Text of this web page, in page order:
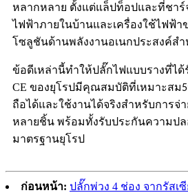
หลากหลาย ตั้งแต่แล็ปท็อปและที่ชาร์
ไฟฟ้าภายในบ้านและเครื่องใช้ไฟฟ้า
โซลูชันด้านพลังงานอเนกประสงค์สำ
ข้อดีเหล่านี้ทำให้ปลั๊กไฟแบบรางที่ได้
CE ของยุโรปมีคุณสมบัติที่เหมาะสม5
ถือได้และใช้งานได้จริงสำหรับการ
หลายชิ้น พร้อมทั้งรับประกันความปล
มาตรฐานยุโรป
ก่อนหน้า: ปลั๊กพ่วง 4 ช่อง จากรัสเ